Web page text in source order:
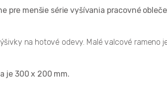
pre menšie série vyšívania pracovné
na hotové odevy. Malé valcové rameno
je 300 x 200 mm.